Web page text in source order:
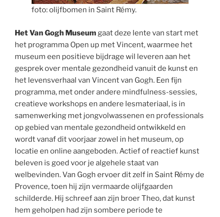
foto: olijfbomen in Saint Rémy.
Het Van Gogh Museumgaat deze lente van start met
het programma Open up met Vincent, waarmee het
museum een positieve bijdrage wil leveren aan het
gesprek over mentale gezondheid vanuit de kunst en
het levensverhaal van Vincent van Gogh. Een fijn
programma, met onder andere mindfulness-sessies,
creatieve workshops en andere lesmateriaal, is in
samenwerking met jongvolwassenen en professionals
op gebied van mentale gezondheid ontwikkeld en
wordt vanaf dit voorjaar zowel in het museum, op
locatie en online aangeboden. Actief of reactief kunst
beleven is goed voor je algehele staat van
welbevinden. Van Gogh ervoer dit zelf in Saint Rémy de
Provence, toen hij zijn vermaarde olijfgaarden
schilderde. Hij schreef aan zijn broer Theo, dat kunst
hem geholpen had zijn sombere periode te